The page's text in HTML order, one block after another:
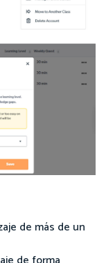
de más de un